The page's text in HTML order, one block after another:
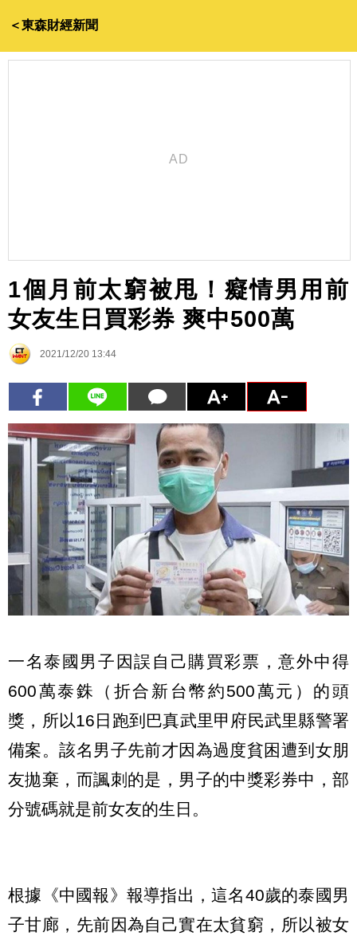
＜東森財經新聞
1個月前太窮被甩！癡情男用前
女友生日買彩券 爽中500萬
2021/12/20 13:44
一名泰國男子因誤自己購買彩票，意外中得
600萬泰銖（折合新台幣約500萬元）的頭
獎，所以16日跑到巴真武里甲府民武里縣警署
備案。該名男子先前才因為過度貧困遭到女朋
友拋棄，而諷刺的是，男子的中獎彩券中，部
分號碼就是前女友的生日。
根據《中國報》報導指出，這名40歲的泰國男
子甘廊，先前因為自己實在太貧窮，所以被女